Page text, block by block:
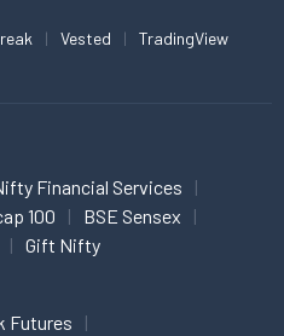
Vested TradingView
Financial Services
100
BSE Sensex
Gift Nifty
Futures